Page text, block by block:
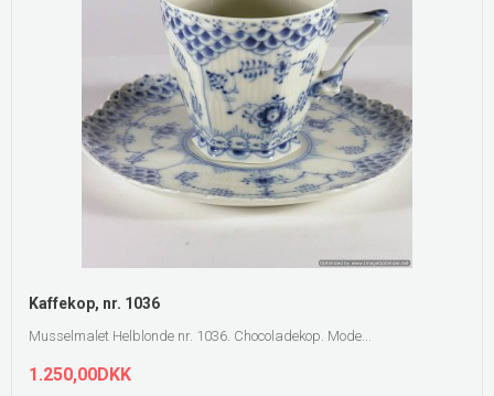
Kaffekop, nr. 1036
Musselmalet Helblonde nr. 1036. Chocoladekop. Mode...
1.250,00DKK